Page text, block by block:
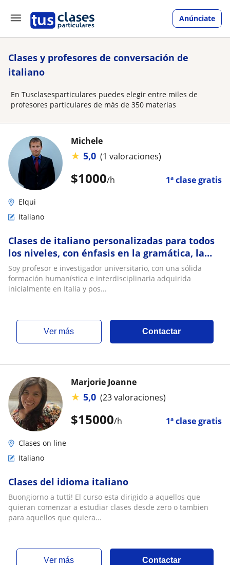
Anúnciate
Clases y profesores de conversación de
italiano
En Tusclasesparticulares puedes elegir entre miles de
profesores particulares de más de 350 materias
$1000/h 1ª clase gratis
Michele
★ 5,0 (1 valoraciones)
Elqui
Italiano
Clases de italiano personalizadas para todos
los niveles, con énfasis en la gramática, la
conversación y la expresión escrita
Soy profesor e investigador universitario, con una sólida
formación humanística e interdisciplinaria adquirida
inicialmente en Italia y pos...
ver más Contactar
$15000/h 1ª clase gratis
Marjorie Joanne
★ 5,0 (23 valoraciones)
Clases on line
Italiano
Clases del idioma italiano
Buongiorno a tutti! El curso esta dirigido a aquellos que
quieran comenzar a estudiar clases desde zero o tambien
para aquellos que quiera...
ver más Contactar